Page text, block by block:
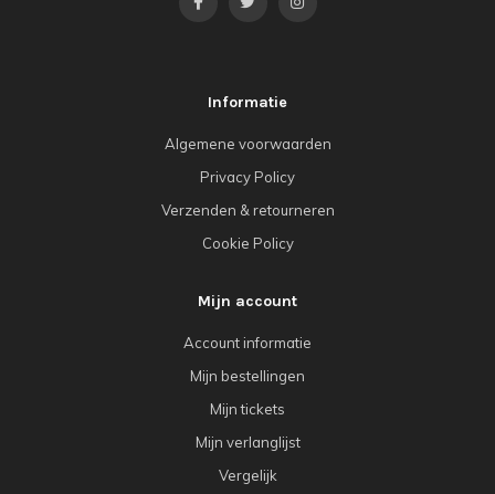
Informatie
Algemene voorwaarden
Privacy Policy
Verzenden & retourneren
Cookie Policy
Mijn account
Account informatie
Mijn bestellingen
Mijn tickets
Mijn verlanglijst
Vergelijk